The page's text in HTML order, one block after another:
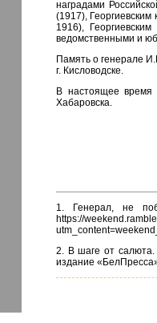
наградами
(1917), Георгиевским
1916),
ведомственными и
Память о генерале
г. Кисловодске.
В настоящее время
Хабаровска.
1. Генерал, не
https://
2. В шаге от салюта.
издание